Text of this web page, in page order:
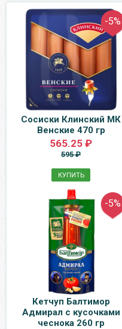
-5%
Сосиски Клинский МК
Венские 470 гр
565.25 ₽
595 ₽
КУПИТЬ
-5%
Кетчуп Балтимор
Адмирал с кусочками
чеснока 260 гр